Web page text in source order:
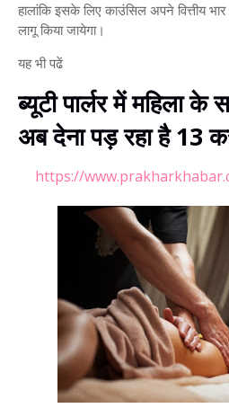
हालांकि इसके लिए काउंसिल अपने वित्तीय
लागू किया जायेगा।
यह भी पढें
ब्‍यूटी पार्लर में महिला
अब देना पड़ रहा है 13
https://